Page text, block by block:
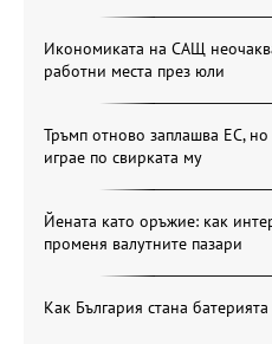
Икономиката на САЩ
работни места през юли
Тръмп отново заплашва ЕС,
играе по свирката му
Йената като оръжие: как
променя валутните пазари
Как България стана